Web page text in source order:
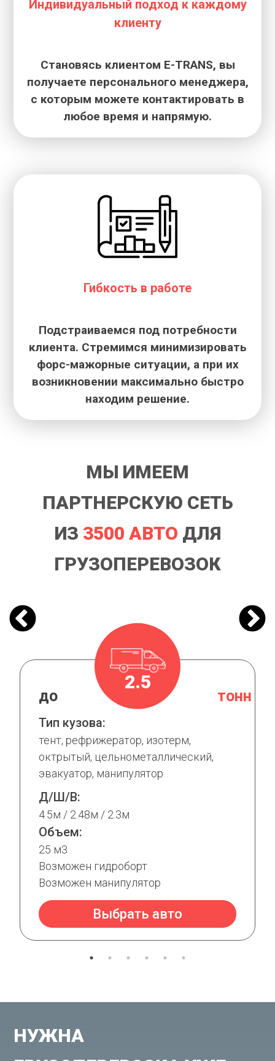
Индивидуальный подход к каждому
клиенту
Становясь клиентом E-TRANS, вы
получаете персонального менеджера,
с которым можете контактировать в
любое время и напрямую.
Гибкость в работе
Подстраиваемся под потребности
клиента. Стремимся минимизировать
форс-мажорные ситуации, а при их
возникновении максимально быстро
находим решение.
МЫ ИМЕЕМ
ПАРТНЕРСКУЮ СЕТЬ
ИЗ 3500 АВТО ДЛЯ
ГРУЗОПЕРЕВОЗОК
2.5
до тонн
Тип кузова:
тент, рефрижератор, изотерм,
октрытый, цельнометаллический,
эвакуатор, манипулятор
Д/Ш/В:
4.5м / 2.48м / 2.3м
Объем:
25 м3
Возможен гидроборт
Возможен манипулятор
Выбрать авто
НУЖНА